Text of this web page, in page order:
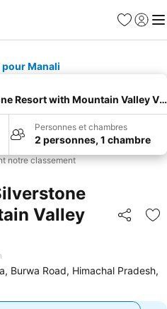
Favoris
Se
Manali
Resort with Mountain Valley
Personnes et chambres
2 personnes, 1 chambre
notre classement
Valley
Partager
Burwa Road, Himachal Pradesh,